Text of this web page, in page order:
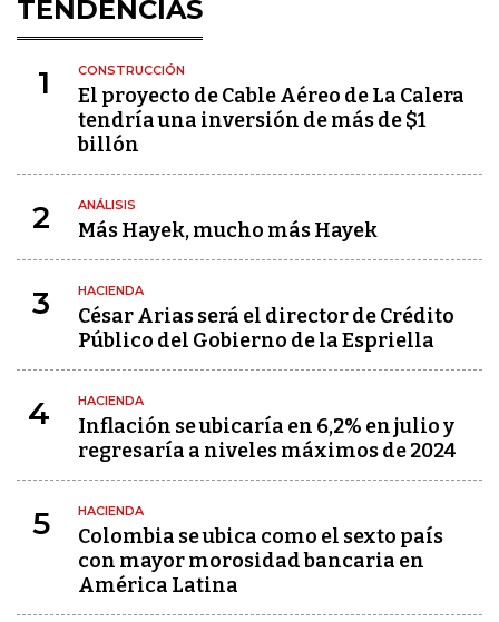
TENDENCIAS
1 CONSTRUCCIÓN
El proyecto de Cable Aéreo de La Calera
tendría una inversión de más de $1
billón
2 ANÁLISIS
Más Hayek, mucho más Hayek
3 HACIENDA
César Arias será el director de Crédito
Público del Gobierno de la Espriella
4 HACIENDA
Inflación se ubicaría en 6,2% en julio y
regresaría a niveles máximos de 2024
5 HACIENDA
Colombia se ubica como el sexto país
con mayor morosidad bancaria en
América Latina